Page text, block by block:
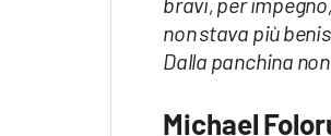
non stava più
Dalla panchina
Michael